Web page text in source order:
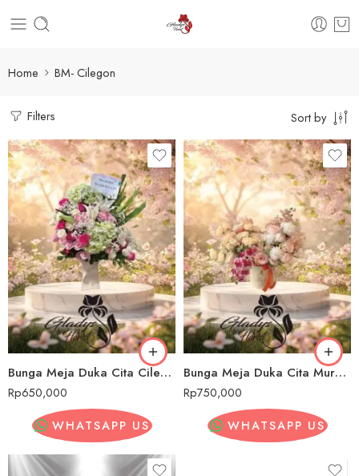
Home BM- Cilegon
Filters Sort by
Bunga Meja Duka Cita Cilegon
Rp650,000
WHATSAPP US
Bunga Meja Duka Cita Murah Cilegon
Rp750,000
WHATSAPP US